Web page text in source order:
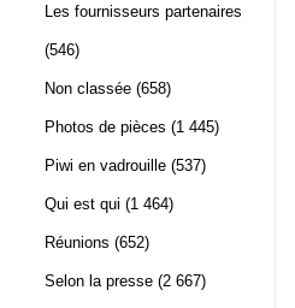
Les fournisseurs partenaires
(546)
Non classée (658)
Photos de pièces (1 445)
Piwi en vadrouille (537)
Qui est qui (1 464)
Réunions (652)
Selon la presse (2 667)